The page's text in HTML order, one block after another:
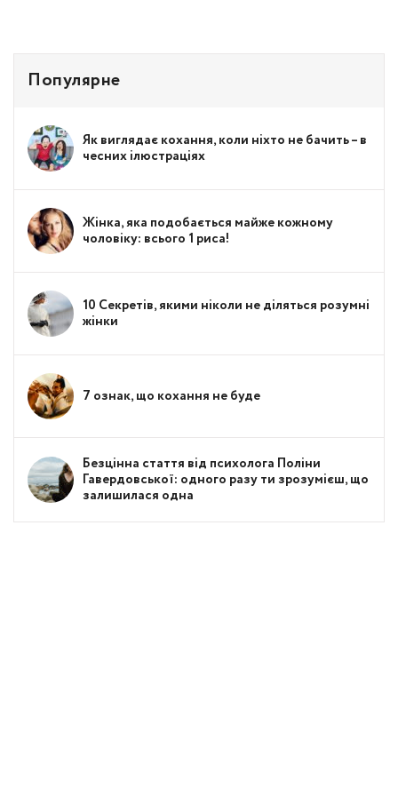
Популярне
Як виглядає кохання, коли ніхто не бачить – в
чесних ілюстраціях
Жінка, яка подобається майже кожному
чоловіку: всього 1 риса!
10 Секретів, якими ніколи не діляться розумні
жінки
7 ознак, що кохання не буде
Безцінна стаття від психолога Поліни
Гавердовської: одного разу ти зрозумієш, що
залишилася одна